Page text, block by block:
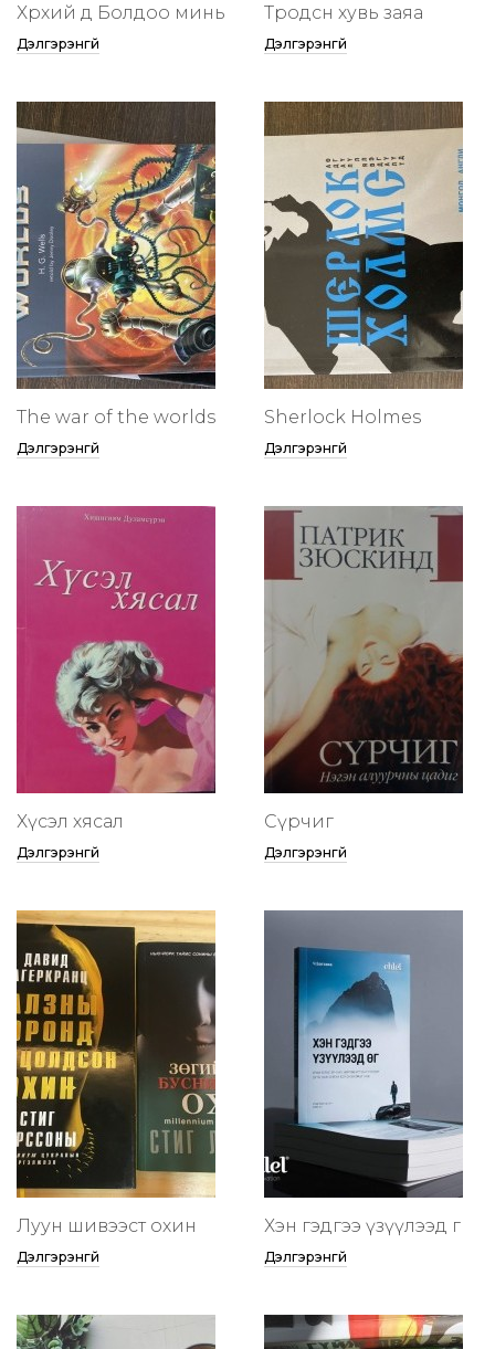
Хөөрхий дөө Болдоо минь
Дэлгэрэнгүй
Төөрөодсөн хувь заяа
Дэлгэрэнгүй
The war of the worlds
Дэлгэрэнгүй
Sherlock Holmes
Дэлгэрэнгүй
Хүсэл хясал
Дэлгэрэнгүй
Сүрчиг
Дэлгэрэнгүй
Луун шивээст охин
Дэлгэрэнгүй
Хэн гэдгээ үзүүлээд өг
Дэлгэрэнгүй